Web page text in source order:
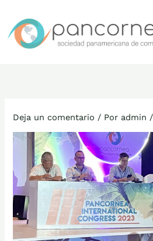
contenido
Deja un comentario / Por admin /